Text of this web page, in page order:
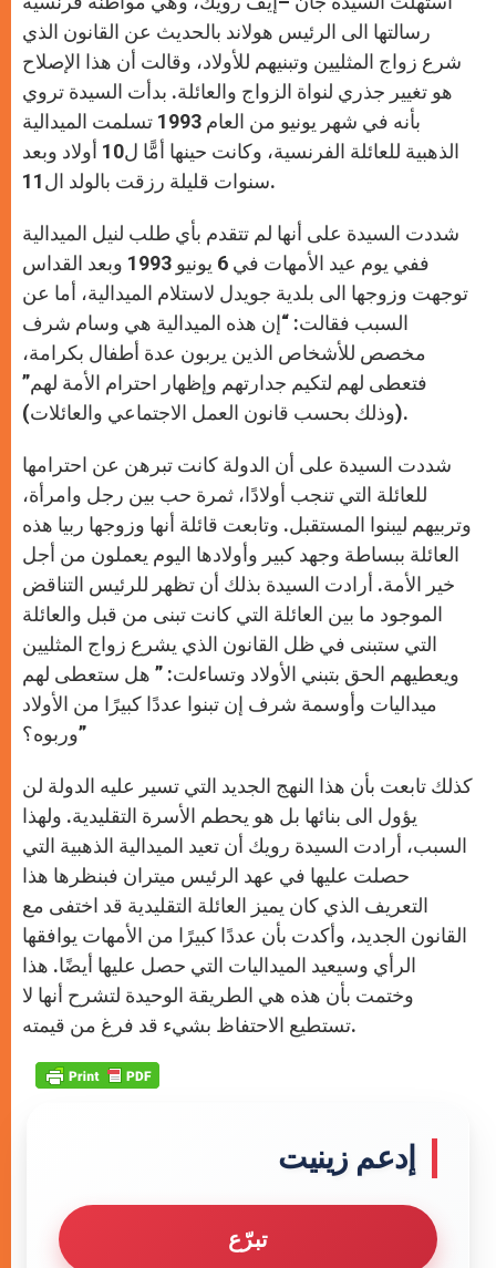
p e
r
k
رسالتها الى الرئيس هولاند بالحديث عن القانون الذي
شرع زواج المثليين وتبنيهم للأولاد، وقالت أن هذا الإصلاح
هو تغيير جذري لنواة الزواج والعائلة. بدأت السيدة تروي
بأنه في شهر يونيو من العام 1993 تسلمت الميدالية
الذهبية للعائلة الفرنسية، وكانت حينها أمًّا ل10 أولاد وبعد
سنوات قليلة رزقت بالولد ال11.
شددت السيدة على أنها لم تتقدم بأي طلب لنيل الميدالية
ففي يوم عيد الأمهات في 6 يونيو 1993 وبعد القداس
توجهت وزوجها الى بلدية جويدل لاستلام الميدالية، أما عن
السبب فقالت: “إن هذه الميدالية هي وسام شرف
مخصص للأشخاص الذين يربون عدة أطفال بكرامة،
فتعطى لهم لتكيم جدارتهم وإظهار احترام الأمة لهم”
(وذلك بحسب قانون العمل الاجتماعي والعائلات).
شددت السيدة على أن الدولة كانت تبرهن عن احترامها
للعائلة التي تنجب أولادًا، ثمرة حب بين رجل وامرأة،
وتربيهم ليبنوا المستقبل. وتابعت قائلة أنها وزوجها ربيا هذه
العائلة ببساطة وجهد كبير وأولادها اليوم يعملون من أجل
خير الأمة. أرادت السيدة بذلك أن تظهر للرئيس التناقض
الموجود ما بين العائلة التي كانت تبنى من قبل والعائلة
التي ستبنى في ظل القانون الذي يشرع زواج المثليين
ويعطيهم الحق بتبني الأولاد وتساءلت: ” هل ستعطى لهم
ميداليات وأوسمة شرف إن تبنوا عددًا كبيرًا من الأولاد
وربوه؟”
كذلك تابعت بأن هذا النهج الجديد التي تسير عليه الدولة لن
يؤول الى بنائها بل هو يحطم الأسرة التقليدية. ولهذا
السبب، أرادت السيدة رويك أن تعيد الميدالية الذهبية التي
حصلت عليها في عهد الرئيس ميتران فبنظرها هذا
التعريف الذي كان يميز العائلة التقليدية قد اختفى مع
القانون الجديد، وأكدت بأن عددًا كبيرًا من الأمهات يوافقها
الرأي وسيعيد الميداليات التي حصل عليها أيضًا. هذا
وختمت بأن هذه هي الطريقة الوحيدة لتشرح أنها لا
تستطيع الاحتفاظ بشيء قد فرغ من قيمته.
إدعم زينيت
تبرّع